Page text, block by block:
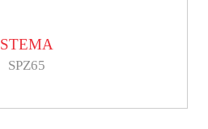
STEMA
SPZ65